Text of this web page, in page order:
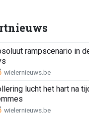
rampscenario in
lucht het hart na